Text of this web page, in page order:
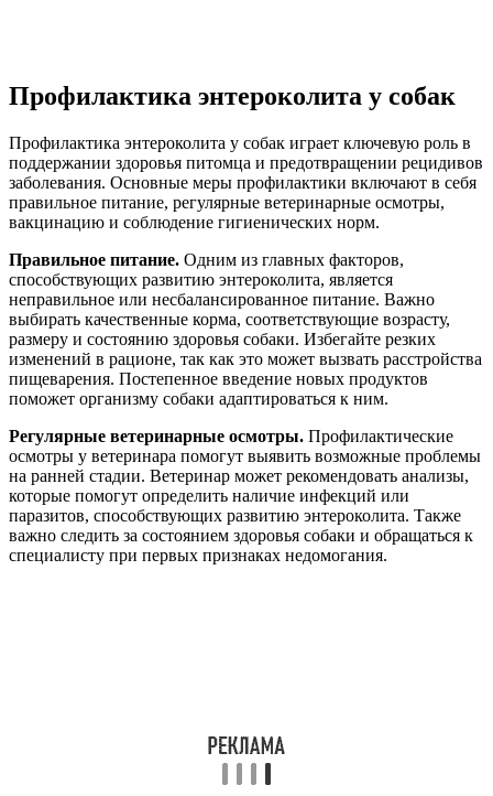
Профилактика энтероколита у собак
Профилактика энтероколита у собак играет ключевую роль в
поддержании здоровья питомца и предотвращении рецидивов
заболевания. Основные меры профилактики включают в себя
правильное питание, регулярные ветеринарные осмотры,
вакцинацию и соблюдение гигиенических норм.
Правильное питание. Одним из главных факторов,
способствующих развитию энтероколита, является
неправильное или несбалансированное питание. Важно
выбирать качественные корма, соответствующие возрасту,
размеру и состоянию здоровья собаки. Избегайте резких
изменений в рационе, так как это может вызвать расстройства
пищеварения. Постепенное введение новых продуктов
поможет организму собаки адаптироваться к ним.
Регулярные ветеринарные осмотры. Профилактические
осмотры у ветеринара помогут выявить возможные проблемы
на ранней стадии. Ветеринар может рекомендовать анализы,
которые помогут определить наличие инфекций или
паразитов, способствующих развитию энтероколита. Также
важно следить за состоянием здоровья собаки и обращаться к
специалисту при первых признаках недомогания.